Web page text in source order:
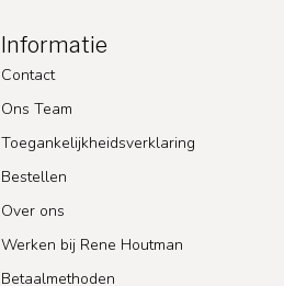
Informatie
Contact
Ons Team
Toegankelijkheidsverklaring
Bestellen
Over ons
Werken bij Rene Houtman
Betaalmethoden